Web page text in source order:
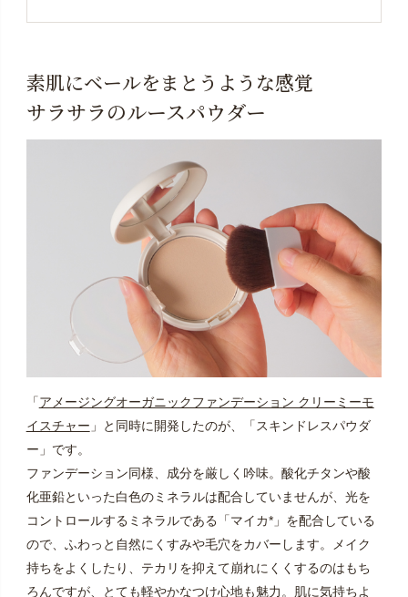
素肌にベールをまとうような感覚
サラサラのルースパウダー
「アメージングオーガニックファンデーション クリーミーモ
イスチャー 」と同時に開発したのが、「スキンドレスパウダ
ー」です。
ファンデーション同様、成分を厳しく吟味。酸化チタンや酸
化亜鉛といった白色のミネラルは配合していませんが、光を
コントロールするミネラルである「マイカ*」を配合している
ので、ふわっと自然にくすみや毛穴をカバーします。メイク
持ちをよくしたり、テカリを抑えて崩れにくくするのはもち
ろんですが、とても軽やかなつけ心地も魅力。肌に気持ちよ